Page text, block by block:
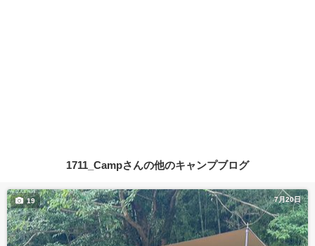
1711_Campさんの他のキャンプブログ
7月20日
19